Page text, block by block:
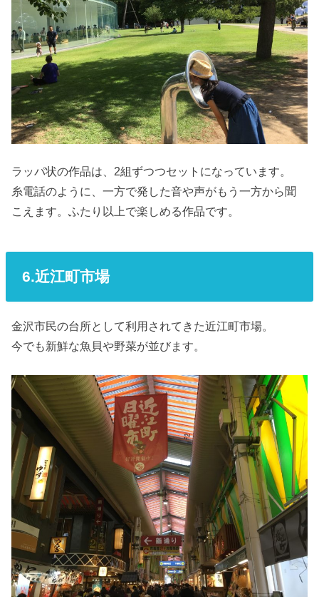
ラッパ状の作品は、2組ずつつセットになっています。
糸電話のように、一方で発した音や声がもう一方から聞
こえます。ふたり以上で楽しめる作品です。
6.近江町市場
金沢市民の台所として利用されてきた近江町市場。
今でも新鮮な魚貝や野菜が並びます。